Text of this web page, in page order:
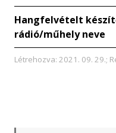
Hangfelvételt
rádió/műhely neve
Létrehozva: 2021. 09. 29.;